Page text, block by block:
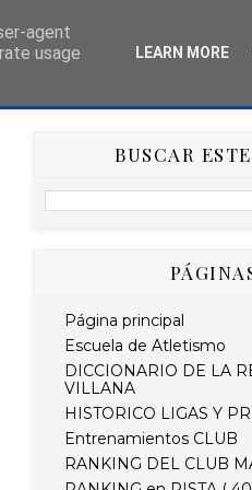
HISTÓRICO RETO
BUSCAR
Página principal
Escuela de Atletismo
DICCIONARIO DE LA
VILLANA
HISTORICO LIGAS Y
Entrenamientos CLUB
RANKING DEL CLUB
agent
usage
LEARN MORE